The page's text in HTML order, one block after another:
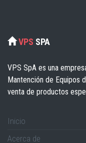
VPS SPA
VPS SpA es una
Mantención de Equipos
venta de productos
Inicio
Acerca de